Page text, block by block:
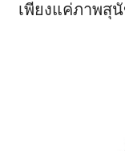
เพียงแค่ภาพสุ